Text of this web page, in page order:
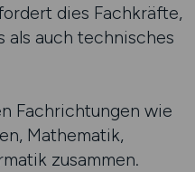
dies Fachkräfte,
als auch technisches
Fachrichtungen wie
Mathematik,
zusammen.